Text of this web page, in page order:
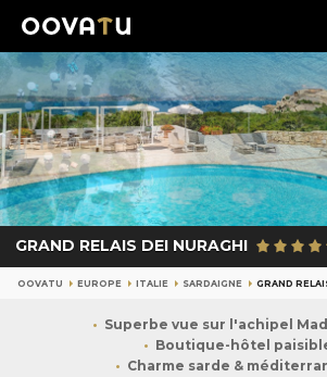
GRAND RELAIS DEI NURAGHI
OOVATU EUROPE ITALIE SARDAIGNE GRAND
Superbe vue sur l'achipel
Boutique-hôtel
Charme sarde &